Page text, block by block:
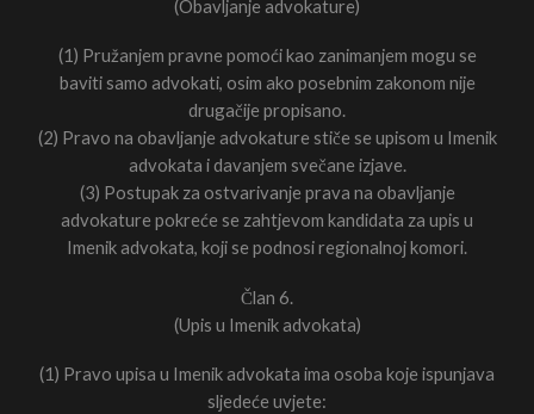
(Obavljanje advokature)
(1) Pružanjem pravne pomoći kao zanimanjem mogu se
baviti samo advokati, osim ako posebnim zakonom nije
drugačije propisano.
(2) Pravo na obavljanje advokature stiče se upisom u Imenik
advokata i davanjem svečane izjave.
(3) Postupak za ostvarivanje prava na obavljanje
advokature pokreće se zahtjevom kandidata za upis u
Imenik advokata, koji se podnosi regionalnoj komori.
Član 6.
(Upis u Imenik advokata)
(1) Pravo upisa u Imenik advokata ima osoba koje ispunjava
sljedeće uvjete: